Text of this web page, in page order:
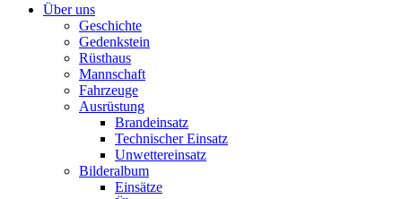
Über uns
Geschichte
Gedenkstein
Rüsthaus
Mannschaft
Fahrzeuge
Ausrüstung
Brandeinsatz
Technischer Einsatz
Unwettereinsatz
Bilderalbum
Einsätze